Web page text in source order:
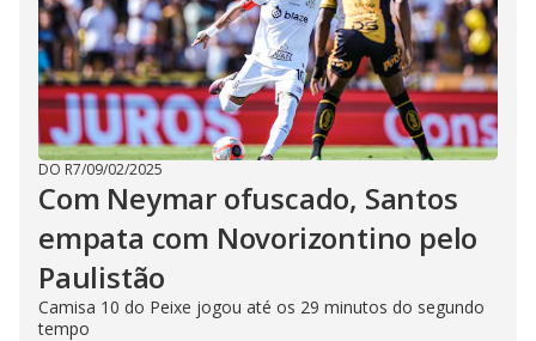
DO R7/09/02/2025
Com Neymar ofuscado, Santos
empata com Novorizontino pelo
Paulistão
Camisa 10 do Peixe jogou até os 29 minutos do segundo
tempo